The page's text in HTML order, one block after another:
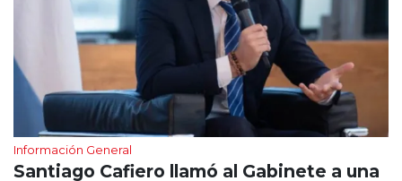
Información General
Santiago Cafiero llamó al Gabinete a una